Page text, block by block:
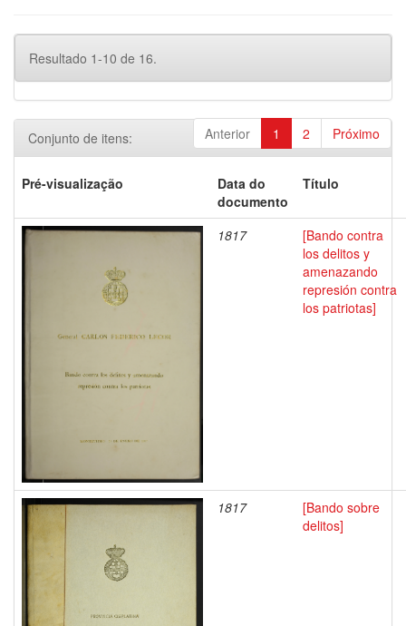
Resultado 1-10 de 16.
Anterior 1 2 Próximo
Conjunto de itens:
Pré-visualização
Data do
documento
Título
1817
[Bando contra
los delitos y
amenazando
represión contra
los patriotas]
1817
[Bando sobre
delitos]